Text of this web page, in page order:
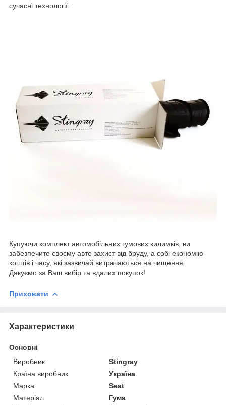
сучасні технології.
Купуючи комплект автомобільних гумових килимків, ви
забезпечите своєму авто захист від бруду, а собі економію
коштів і часу, які зазвичай витрачаються на чищення.
Дякуємо за Ваш вибір та вдалих покупок!
Приховати
Характеристики
Основні
Виробник
Stingray
Країна виробник
Україна
Марка
Seat
Матеріал
Гума